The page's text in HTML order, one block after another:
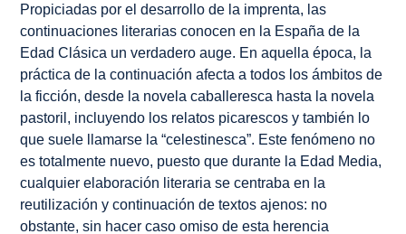
Propiciadas por el desarrollo de la imprenta, las
continuaciones literarias conocen en la España de la
Edad Clásica un verdadero auge. En aquella época, la
práctica de la continuación afecta a todos los ámbitos de
la ficción, desde la novela caballeresca hasta la novela
pastoril, incluyendo los relatos picarescos y también lo
que suele llamarse la “celestinesca”. Este fenómeno no
es totalmente nuevo, puesto que durante la Edad Media,
cualquier elaboración literaria se centraba en la
reutilización y continuación de textos ajenos: no
obstante, sin hacer caso omiso de esta herencia